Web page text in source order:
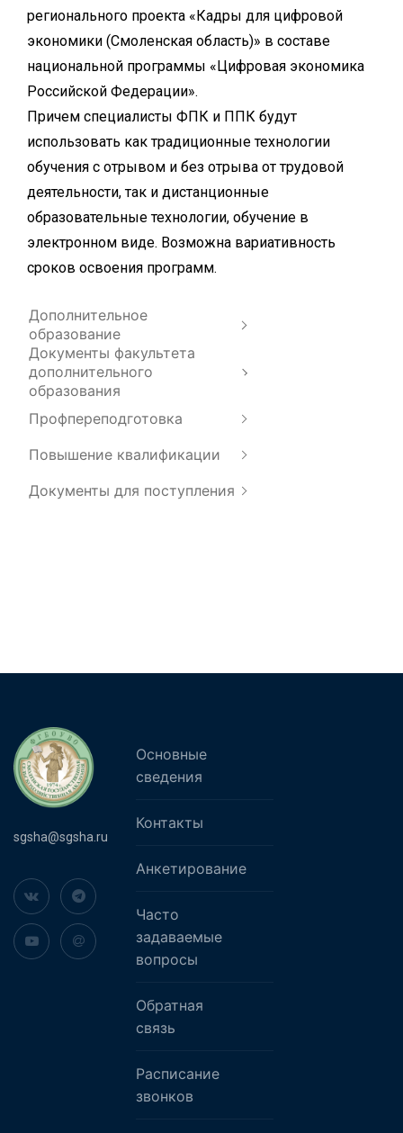
регионального проекта «Кадры для цифровой
экономики (Смоленская область)» в составе
национальной программы «Цифровая экономика
Российской Федерации».
Причем специалисты ФПК и ППК будут
использовать как традиционные технологии
обучения с отрывом и без отрыва от трудовой
деятельности, так и дистанционные
образовательные технологии, обучение в
электронном виде. Возможна вариативность
сроков освоения программ.
Дополнительное
образование
Документы факультета
дополнительного
образования
Профпереподготовка
Повышение квалификации
Документы для поступления
sgsha@sgsha.ru
Основные
сведения
Контакты
Анкетирование
Часто
задаваемые
вопросы
Обратная
связь
Расписание
звонков